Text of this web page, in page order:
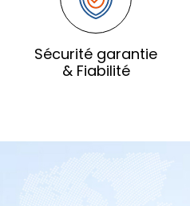
Sécurité garantie
& Fiabilité